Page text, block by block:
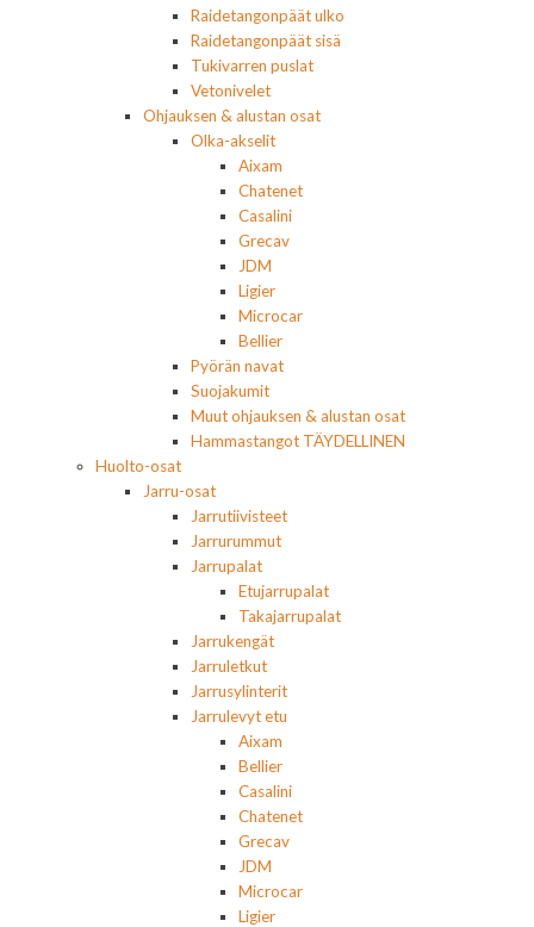
Raidetangonpäät ulko
Raidetangonpäät sisä
Tukivarren puslat
Vetonivelet
Ohjauksen & alustan osat
Olka-akselit
Aixam
Chatenet
Casalini
Grecav
JDM
Ligier
Microcar
Bellier
Pyörän navat
Suojakumit
Muut ohjauksen & alustan osat
Hammastangot TÄYDELLINEN
Huolto-osat
Jarru-osat
Jarrutiivisteet
Jarrurummut
Jarrupalat
Etujarrupalat
Takajarrupalat
Jarrukengät
Jarruletkut
Jarrusylinterit
Jarrulevyt etu
Aixam
Bellier
Casalini
Chatenet
Grecav
JDM
Microcar
Ligier